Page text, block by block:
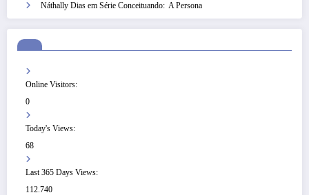
Náthally Dias em Série Conceituando: A Persona
Online Visitors:
0
Today's Views:
68
Last 365 Days Views:
112.740